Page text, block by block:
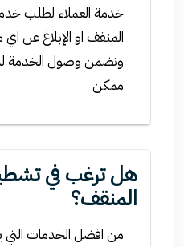
خدمة العملاء لطلب
المنقف او الإبلاغ عن
ونضمن وصول الخدمة
ممكن
هل ترغب في
المنقف؟
من افضل الخدمات